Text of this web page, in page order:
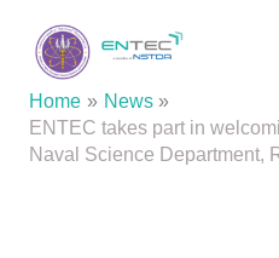
content
Home
News
ENTEC takes part in
Naval Science Department,